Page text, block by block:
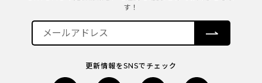
す！
更新情報をSNSでチェック